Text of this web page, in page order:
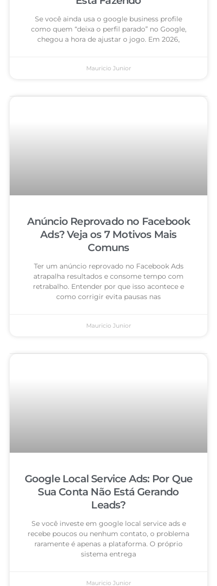
Se você ainda usa o google business profile
como quem “deixa o perfil parado” no Google,
chegou a hora de ajustar o jogo. Em 2026,
Mauricio Junior
Anúncio Reprovado no Facebook
Ads? Veja os 7 Motivos Mais
Comuns
Ter um anúncio reprovado no Facebook Ads
atrapalha resultados e consome tempo com
retrabalho. Entender por que isso acontece e
como corrigir evita pausas nas
Mauricio Junior
Google Local Service Ads: Por Que
Sua Conta Não Está Gerando
Leads?
Se você investe em google local service ads e
recebe poucos ou nenhum contato, o problema
raramente é apenas a plataforma. O próprio
sistema entrega
Mauricio Junior